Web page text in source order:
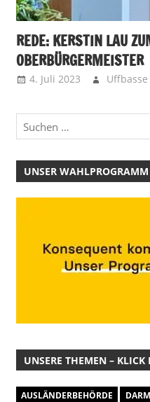
REDE: KERSTIN LAU
OBERBÜRGERMEISTER
4. Juli 2023 Uffbasse
UNSER WAHLPROGRAMM
UNSERE THEMEN – KLICK
AUSLÄNDERBEHÖRDE